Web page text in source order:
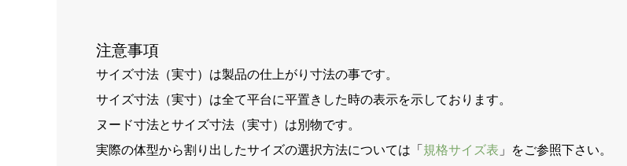
注意事項
サイズ寸法（実寸）は製品の仕上がり寸法の事です。
サイズ寸法（実寸）は全て平台に平置きした時の表示を示しております。
ヌード寸法とサイズ寸法（実寸）は別物です。
実際の体型から割り出したサイズの選択方法については「 規格サイズ表 」をご参照下さい。